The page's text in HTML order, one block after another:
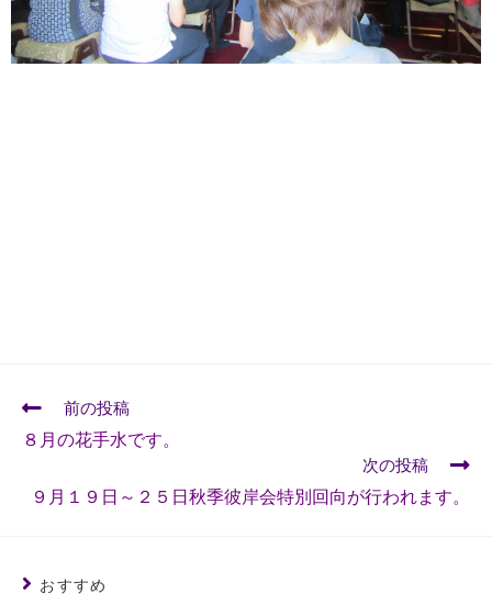
前の投稿
８月の花手水です。
次の投稿
９月１９日～２５日秋季彼岸会特別回向が行われます。
おすすめ